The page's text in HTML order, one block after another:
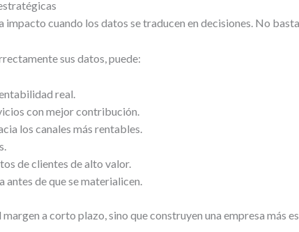
impacto cuando los datos se traducen en decisiones. No
sus datos, puede:
real.
con mejor contribución.
los canales más rentables.
de clientes de alto valor.
de que se materialicen.
a corto plazo, sino que construyen una empresa más